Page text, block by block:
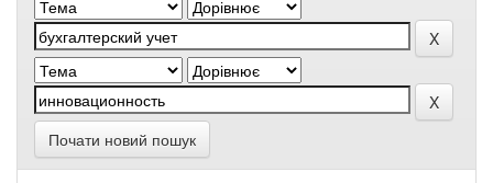
Почати новий пошук